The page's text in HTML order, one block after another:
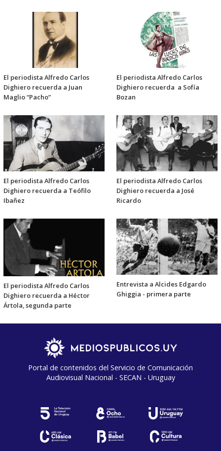
El periodista Alfredo Carlos
Dighiero recuerda a Juan
Maglio “Pacho”
El periodista Alfredo Carlos
Dighiero recuerda a Sofía
Bozan
El periodista Alfredo Carlos
Dighiero recuerda a Teófilo
Ibañez
El periodista Alfredo Carlos
Dighiero recuerda a José
Ricardo
El periodista Alfredo Carlos
Dighiero recuerda a Héctor
Ártola, segunda parte
Entrevista a Alcides Edgardo
Ghiggia - primera parte
Portal de contenidos del Servicio de Comunicación
Audiovisual Nacional - SECAN - Uruguay